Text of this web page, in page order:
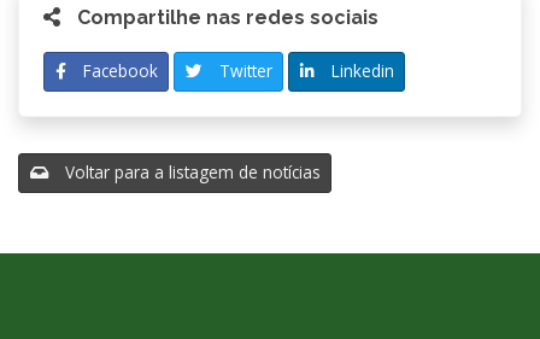
Compartilhe nas redes sociais
Facebook Twitter Linkedin
Voltar para a listagem de notícias